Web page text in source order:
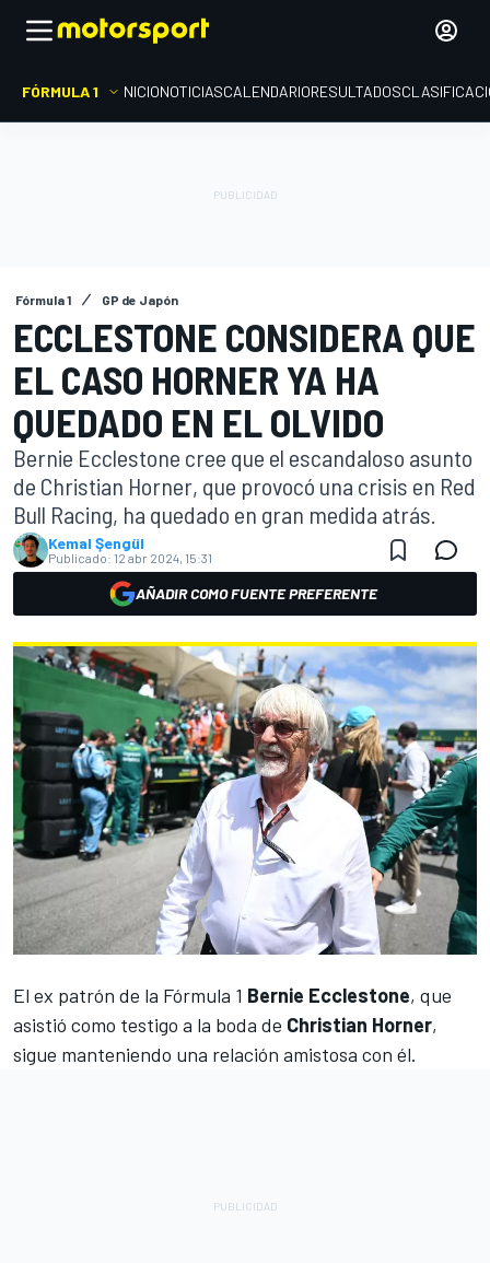
FÓRMULA 1 INICIONOTICIASCALENDARIORESULTADOS
Fórmula 1 GP de Japón
ECCLESTONE CONSIDERA QUE
EL CASO HORNER YA HA
QUEDADO EN EL OLVIDO
Bernie Ecclestone cree que el escandaloso asunto
de Christian Horner, que provocó una crisis en Red
Bull Racing, ha quedado en gran medida atrás.
Kemal Şengül
Publicado: 12 abr 2024, 15:31
AÑADIR COMO FUENTE PREFERENTE
El ex patrón de la Fórmula 1 Bernie Ecclestone, que
asistió como testigo a la boda de Christian Horner,
sigue manteniendo una relación amistosa con él.